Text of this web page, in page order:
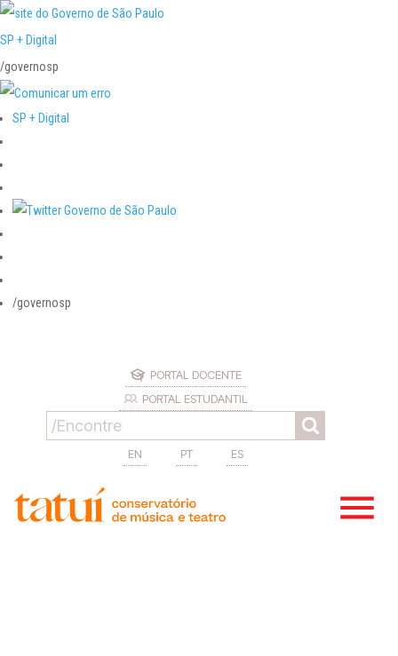
SP + Digital
/governosp
SP + Digital
/governosp
PORTAL DOCENTE
PORTAL ESTUDANTIL
EN PT ES